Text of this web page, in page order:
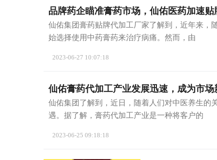
品牌药企瞄准膏药市场，仙佑医药加速贴
仙佑集团膏药贴牌代加工厂家了解到，近年来，
始选择使用中药膏药来治疗病痛。然而，由
2023-06-27 10:07:18
仙佑膏药代加工产业发展迅速，成为市场
仙佑集团了解到，近日，随着人们对中医养生的
遇。据了解，膏药代加工产业是一种将客户的
2023-06-25 09:18:18